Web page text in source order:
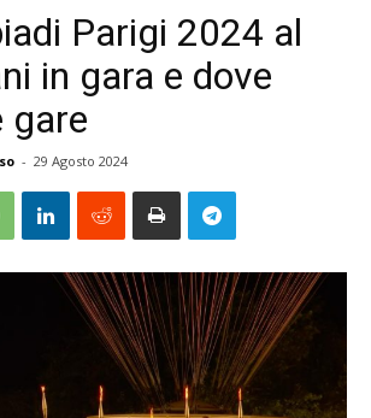
Parigi 2024 al
in gara e dove
gare
- 29 Agosto 2024